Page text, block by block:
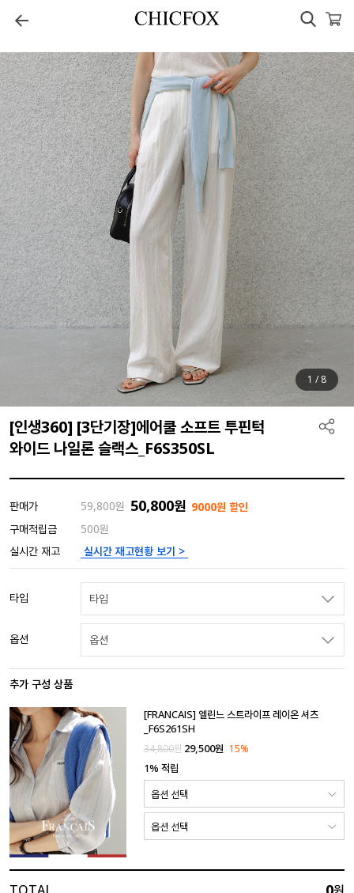
1 /8
[인생360] [3단기장]에어쿨 소프트 투핀턱
와이드 나일론 슬랙스_F6S350SL
판매가 59,800원 50,800원 9000원 할인
구매적립금
500원
실시간 재고
실시간 재고현황 보기 >
타입 타입
옵션 옵션
추가 구성 상품
[FRANCAIS] 엘린느 스트라이프 레이온 셔츠
_F6S261SH
34,800원 29,500원 15%
1% 적립